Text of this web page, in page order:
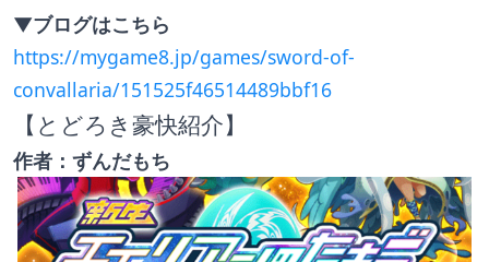
▼ブログはこちら
https://mygame8.jp/games/sword-of-
convallaria/151525f46514489bbf16
【とどろき豪快紹介】
作者：ずんだもち